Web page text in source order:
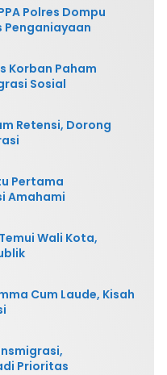
Polres Dompu
Penganiayaan
Korban Paham
Sosial
Retensi, Dorong
Pertama
Amahami
Wali Kota,
Cum Laude, Kisah
Prioritas